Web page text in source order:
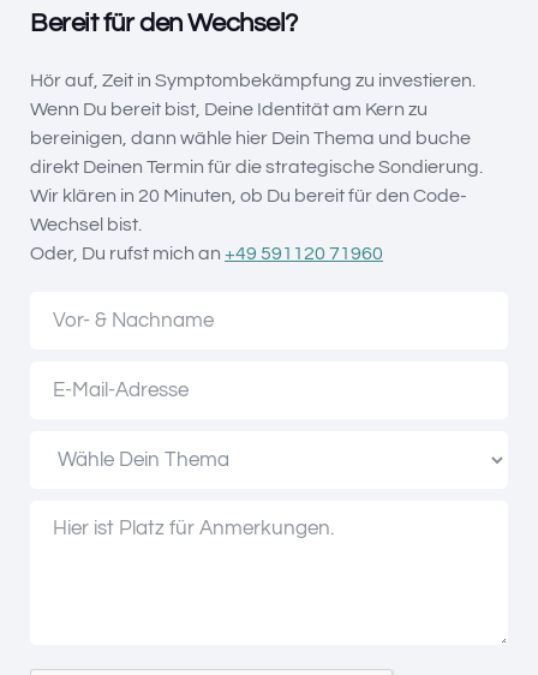
Bereit für den Wechsel?
Hör auf, Zeit in Symptombekämpfung zu investieren.
Wenn Du bereit bist, Deine Identität am Kern zu
bereinigen, dann wähle hier Dein Thema und buche
direkt Deinen Termin für die strategische Sondierung.
Wir klären in 20 Minuten, ob Du bereit für den Code-
Wechsel bist.
Oder, Du rufst mich an +49 591120 71960